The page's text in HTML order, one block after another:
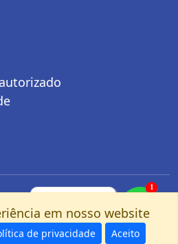
LTDA | CNPJ:
| Av. dos Carinás, 660 -
SP - CEP: 04086-011
em nosso website
de privacidade Aceito
1
nosso Whatsapp!